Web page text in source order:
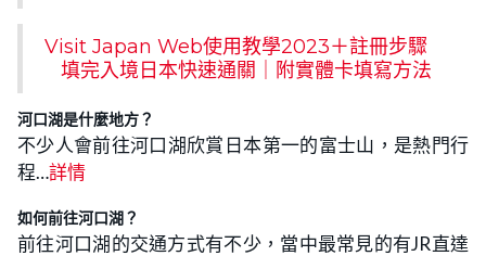
Visit Japan Web使用教學2023＋註冊步驟
填完入境日本快速通關｜附實體卡填寫方法
河口湖是什麼地方？
不少人會前往河口湖欣賞日本第一的富士山，是熱門行
程…詳情
如何前往河口湖？
前往河口湖的交通方式有不少，當中最常見的有JR直達